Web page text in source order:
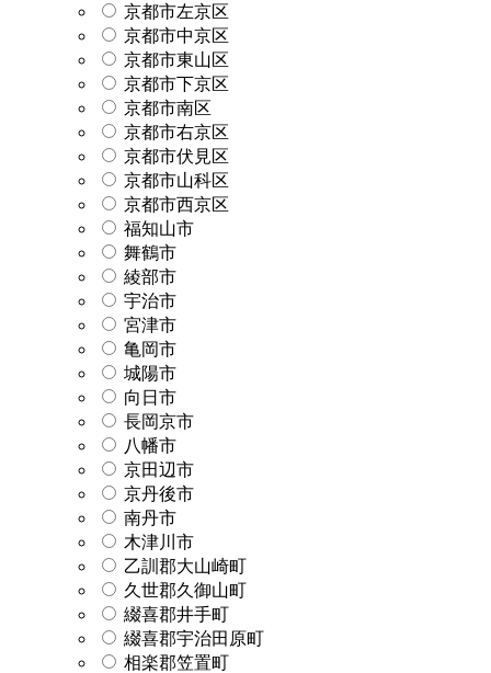
京都市左京区
京都市中京区
京都市東山区
京都市下京区
京都市南区
京都市右京区
京都市伏見区
京都市山科区
京都市西京区
福知山市
舞鶴市
綾部市
宇治市
宮津市
亀岡市
城陽市
向日市
長岡京市
八幡市
京田辺市
京丹後市
南丹市
木津川市
乙訓郡大山崎町
久世郡久御山町
綴喜郡井手町
綴喜郡宇治田原町
相楽郡笠置町